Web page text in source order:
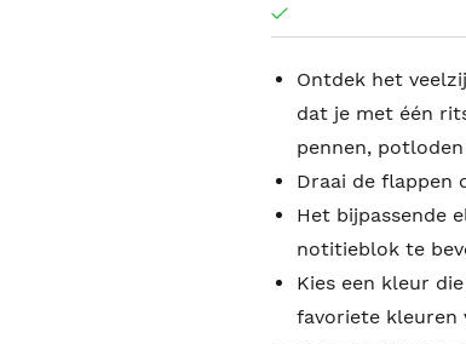
Ontdek het
dat je met één
pennen,
Draai de flappen
Het bijpassende
notitieblok te
Kies een kleur
favoriete kleuren